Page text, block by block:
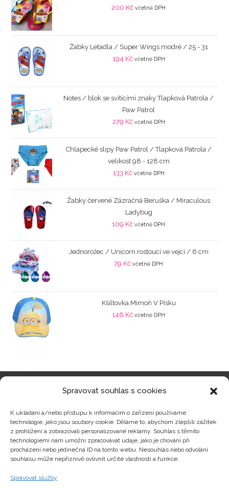
Spravovat souhlas s cookies
K ukládání a/nebo přístupu k informacím o zařízení používáme
technologie, jako jsou soubory cookie. Děláme to, abychom zlepšili zážitek
z prohlížení a zobrazovali personalizované reklamy. Souhlas s těmito
technologiemi nám umožní zpracovávat údaje, jako je chování při
procházení nebo jedinečná ID na tomto webu. Nesouhlas nebo odvolání
souhlasu může nepříznivě ovlivnit určité vlastnosti a funkce.
Spravovat služby
200 Kč včetně DPH
Žabky Letadla / Super Wings modré / 25 - 31
194 Kč včetně DPH
Notes / blok se svítícími znaky Tlapková Patrola /
Paw Patrol
279 Kč včetně DPH
Chlapecké slipy Paw Patrol / Tlapková Patrola /
velikost 98 - 128 cm
133 Kč včetně DPH
Žabky červené Zázračná Beruška / Miraculous
Ladybug
109 Kč včetně DPH
Jednorožec / Unicorn rostoucí ve vejci / 6 cm
79 Kč včetně DPH
Kšiltovka Mimoň V Písku
146 Kč včetně DPH
Zajímavosti